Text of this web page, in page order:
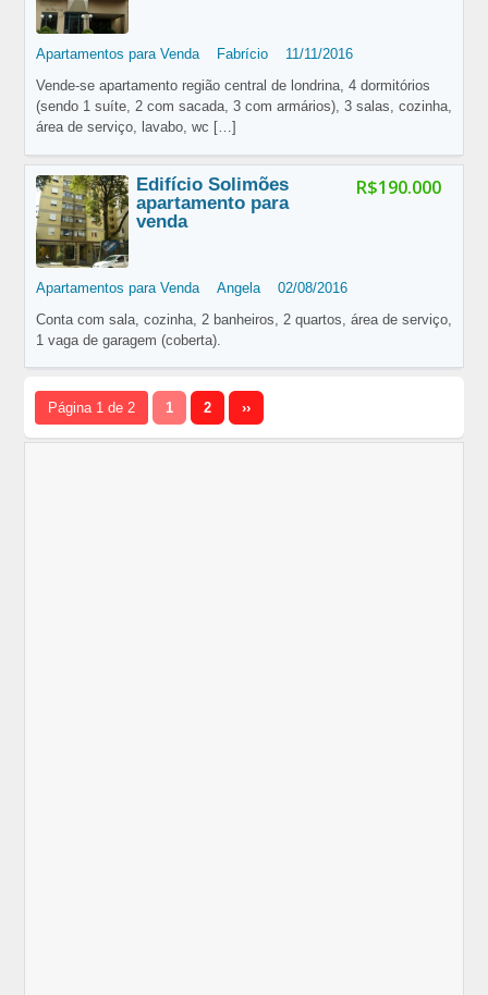
Apartamentos para Venda Fabrício
11/11/2016
Vende-se apartamento região central de londrina, 4 dormitórios
(sendo 1 suíte, 2 com sacada, 3 com armários), 3 salas, cozinha,
área de serviço, lavabo, wc […]
R$190.000
Edifício Solimões
apartamento para
venda
Apartamentos para Venda Angela
02/08/2016
Conta com sala, cozinha, 2 banheiros, 2 quartos, área de serviço,
1 vaga de garagem (coberta).
Página 1 de 2 1 2 ››